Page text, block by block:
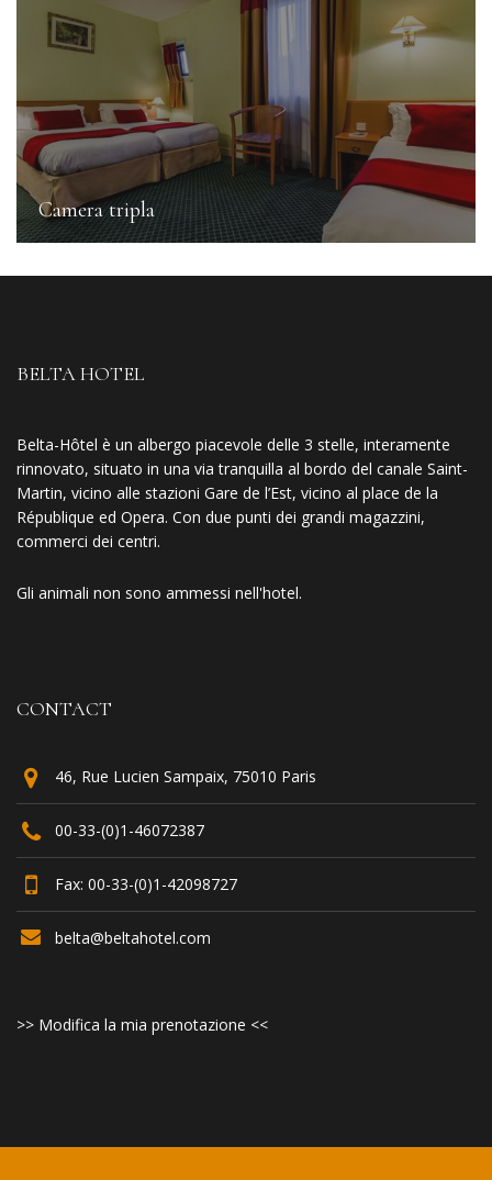
Camera tripla
BELTA HOTEL
Belta-Hôtel è un albergo piacevole delle 3 stelle, interamente
rinnovato, situato in una via tranquilla al bordo del canale Saint-
Martin, vicino alle stazioni Gare de l’Est, vicino al place de la
République ed Opera. Con due punti dei grandi magazzini,
commerci dei centri.
Gli animali non sono ammessi nell'hotel.
CONTACT
46, Rue Lucien Sampaix, 75010 Paris
00-33-(0)1-46072387
Fax: 00-33-(0)1-42098727
belta@beltahotel.com
>> Modifica la mia prenotazione <<